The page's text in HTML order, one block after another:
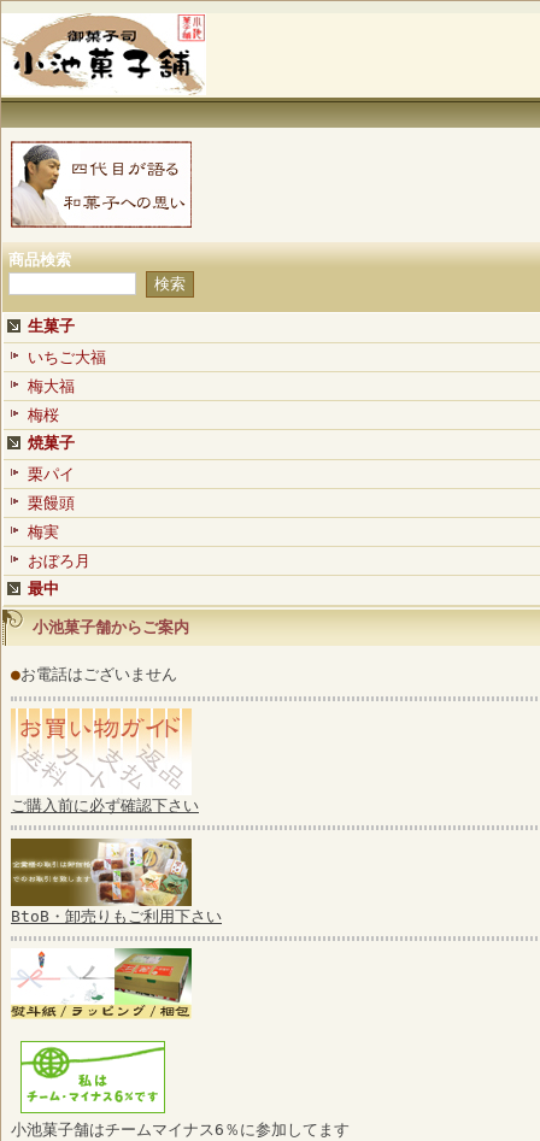
商品検索
生菓子
いちご大福
梅大福
梅桜
焼菓子
栗パイ
栗饅頭
梅実
おぼろ月
最中
小池菓子舗からご案内
●お電話はございません
ご購入前に必ず確認下さい
BtoB・卸売りもご利用下さい
小池菓子舗はチームマイナス6％に参加してます